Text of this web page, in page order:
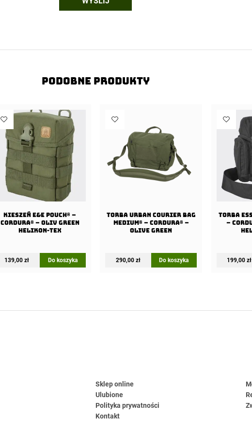
Podobne produkty
Kieszeń E&E Pouch® –
Cordura® – Oliv Green
Helikon-Tex
139,00zł Do koszyka
Torba URBAN COURIER BAG
Medium® – Cordura® –
Olive Green
290,00 zł Do koszyka
Torba
–
199,00zł
Sklep online
Ulubione
Polityka prywatności
Kontakt